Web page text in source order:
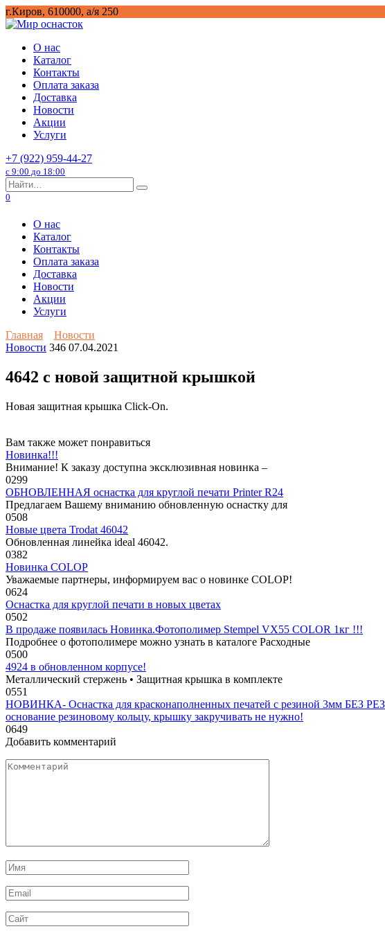
Перейти
к
г.Киров, 610000, а/я 250
О нас
Каталог
Контакты
Оплата заказа
Доставка
Новости
Акции
Услуги
+7 (922) 959-44-27
с 9:00 до 18:00
Search
for:
0
О нас
Каталог
Контакты
Оплата заказа
Доставка
Новости
Акции
Услуги
Главная
Новости
Новости 346 07.04.2021
4642 с новой защитной крышкой
Новая защитная крышка Click-On.
Вам также может понравиться
Новинка!!!
Внимание! К заказу доступна эксклюзивная новинка –
0299
ОБНОВЛЕННАЯ оснастка для круглой печати Printer R24
Предлагаем Вашему вниманию обновленную оснастку для
0508
Новые цвета Trodat 46042
Обновленная линейка ideal 46042.
0382
Новинка COLOP
Уважаемые партнеры, информируем вас о новинке COLOP!
0624
Оснастка для круглой печати в новых цветах
0502
В продаже появилась Новинка.Фотополимер Stempel VX55 COLOR 1кг !!!
Подробнее о фотополимере можно узнать в каталоге Расходные
0500
4924 в обновленном корпусе!
Металлический стержень • Защитная крышка в комплекте
0551
НОВИНКА- Оснастка для красконаполненных печатей с резиной 3мм БЕЗ
основание резиновому кольцу, крышку закручивать не нужно!
0649
Добавить комментарий
Комментарий
Имя
*
Email
*
Сайт